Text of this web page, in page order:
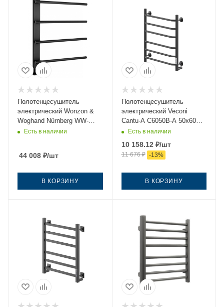
Полотенцесушитель
электрический Wonzon &
Woghand Nürnberg WW-
AL344-MB 50х60 черный
Есть в наличии
44 008 ₽/шт
В КОРЗИНУ
Полотенцесушитель
электрический Veconi
Cantu-A C6050B-A 50х60
черный
Есть в наличии
10 158.12 ₽/шт
11 676₽ -13%
В КОРЗИНУ